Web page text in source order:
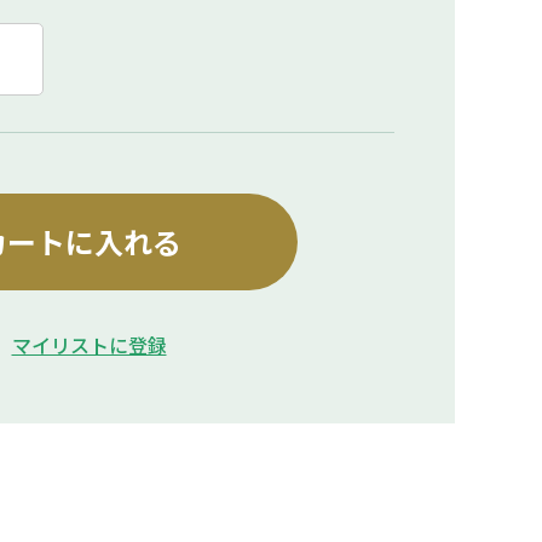
トに入れる
マイリストに登録